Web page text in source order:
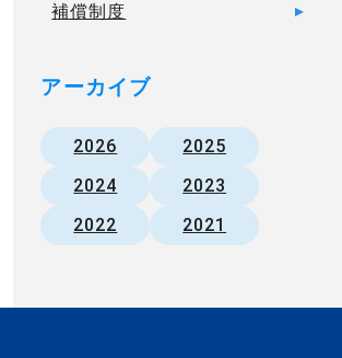
補償制度
アーカイブ
2026
2025
2024
2023
2022
2021